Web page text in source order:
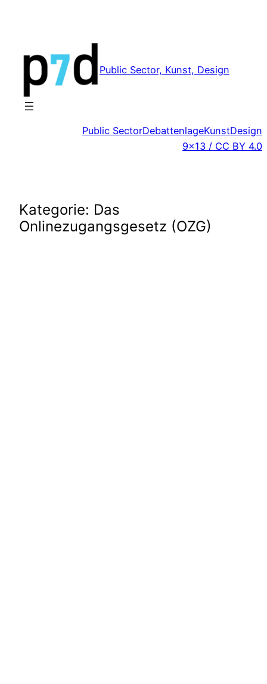
Public Sector, Kunst, Design
Public SectorDebattenlageKunstDesign
9×13 / CC BY 4.0
Kategorie: Das
Onlinezugangsgesetz (OZG)